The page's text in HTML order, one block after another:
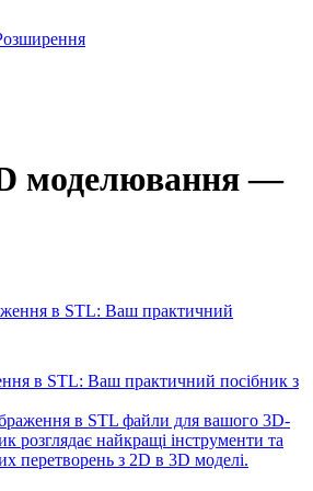
моделювання—
в STL: Ваш практичний посібник з
в STL файли для вашого 3D-
розглядає найкращі інструменти та
перетворень з 2D в 3D моделі.